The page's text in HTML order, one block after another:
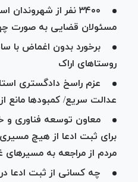
مسئولان قضایی به صورت
برخورد بدون اغماض با
روستا‌های اراک
عزم راسخ دادگستری
عدالت سریع/ کمبود‌ها مانع
معاون توسعه فناوری و
برای ثبت ادعا از هیچ
مردم از مراجعه به
چه کسانی از ثبت ادعا